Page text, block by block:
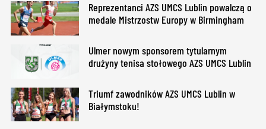
Reprezentanci AZS UMCS Lublin powalczą o
medale Mistrzostw Europy w Birmingham
Ulmer nowym sponsorem tytularnym
drużyny tenisa stołowego AZS UMCS Lublin
Triumf zawodników AZS UMCS Lublin w
Białymstoku!